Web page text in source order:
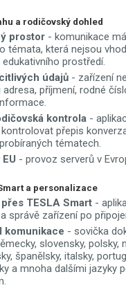
a rodičovský dohled
prostor - komunikace
témata, která nejsou
prostředí.
údajů - zařízení
adresa, příjmení, rodné
kontrola -
přepis
tématech.
- provoz serverů v
a personalizace
TESLA Smart -
správě zařízení po
komunikace - sovička
slovensky, polsky,
španělsky, italsky,
a mnoha dalšími jazyky